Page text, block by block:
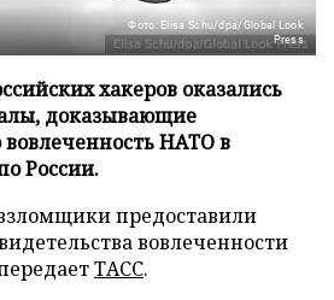
Фото: Elisa Schu/dpa/Global Look
Press
хакеров оказались
доказывающие
НАТО в
России.
предоставили
вовлеченности
ТАСС.